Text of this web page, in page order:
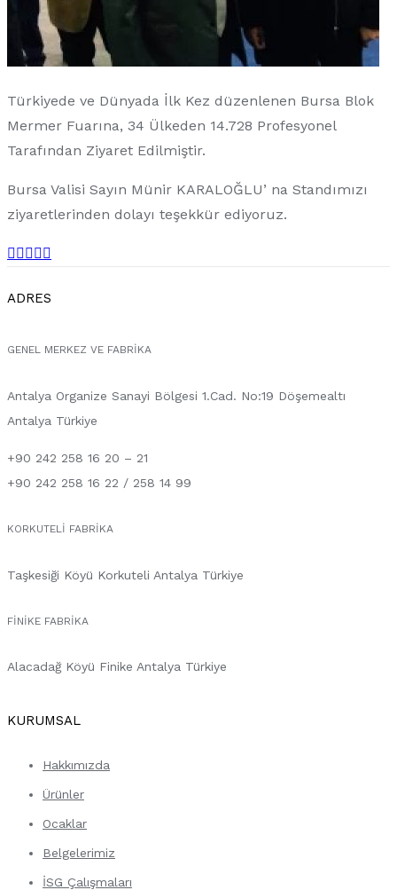
Türkiyede ve Dünyada İlk Kez düzenlenen Bursa Blok
Mermer Fuarına, 34 Ülkeden 14.728 Profesyonel
Tarafından Ziyaret Edilmiştir.
Bursa Valisi Sayın Münir KARALOĞLU’ na Standımızı
ziyaretlerinden dolayı teşekkür ediyoruz.
ADRES
GENEL MERKEZ VE FABRIKA
Antalya Organize Sanayi Bölgesi 1.Cad. No:19 Döşemealtı
Antalya Türkiye
+90 242 258 16 20 – 21
+90 242 258 16 22 / 258 14 99
KORKUTELI FABRIKA
Taşkesiği Köyü Korkuteli Antalya Türkiye
FINIKE FABRIKA
Alacadağ Köyü Finike Antalya Türkiye
KURUMSAL
Hakkımızda
Ürünler
Ocaklar
Belgelerimiz
İSG Çalışmaları